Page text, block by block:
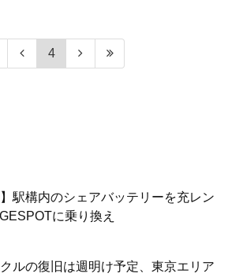
4
】駅構内のシェアバッテリーを充レン
に乗り換え
ルの復旧は週明け予定、東京エリア